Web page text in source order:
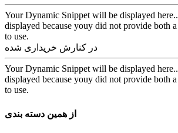
Your Dynamic Snippet will be displayed
displayed because youy did not provide both
to use.
در کنارش خریداری شده
Your Dynamic Snippet will be displayed
displayed because youy did not provide both
to use.
از همین دسته بندی